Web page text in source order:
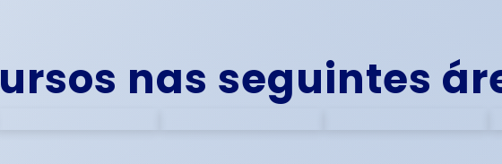
nas seguintes